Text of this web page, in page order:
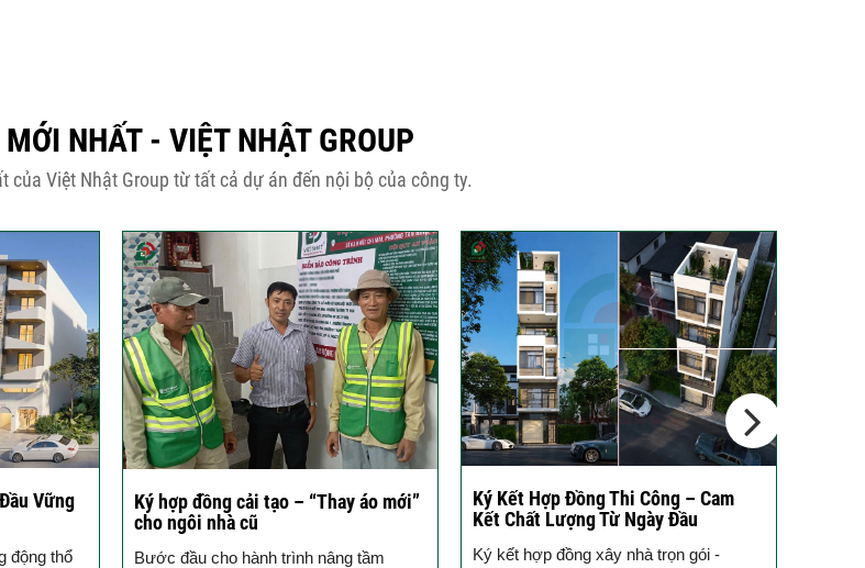
NHẤT - VIỆT NHẬT GROUP
của Việt Nhật Group từ tất cả dự án đến nội bộ của công ty.
Vững
động thổ
Ký hợp đồng cải tạo – “Thay áo mới”
cho ngôi nhà cũ
Bước đầu cho hành trình nâng tầm
Ký Kết Hợp Đồng Thi Công – Cam
Kết Chất Lượng Từ Ngày Đầu
Ký kết hợp đồng xây nhà trọn gói -